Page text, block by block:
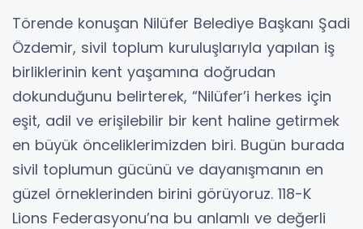
Törende konuşan Nilüfer Belediye Başkanı Şadi
Özdemir, sivil toplum kuruluşlarıyla yapılan iş
birliklerinin kent yaşamına doğrudan
dokunduğunu belirterek, “Nilüfer’i herkes için
eşit, adil ve erişilebilir bir kent haline getirmek
en büyük önceliklerimizden biri. Bugün burada
sivil toplumun gücünü ve dayanışmanın en
güzel örneklerinden birini görüyoruz. 118-K
Lions Federasyonu’na bu anlamlı ve değerli